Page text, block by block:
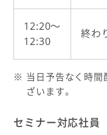
12:20〜
12:30
終わ
当日予告なく時間
ざいます。
セミナー対応社員